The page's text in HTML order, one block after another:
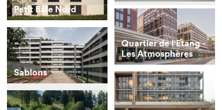
Petit Bâle Nord
Quartier de l'Etang -
Les Atmosphères
Sablons